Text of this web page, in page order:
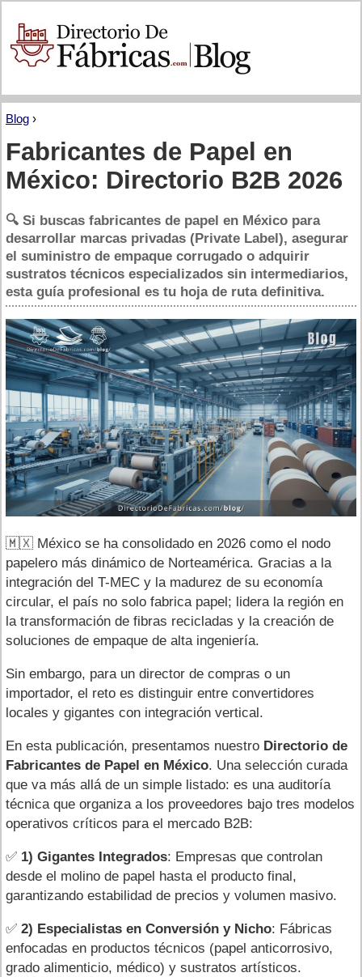
Blog ›
Fabricantes de Papel en
México: Directorio B2B 2026
🔍 Si buscas fabricantes de papel en México para
desarrollar marcas privadas (Private Label), asegurar
el suministro de empaque corrugado o adquirir
sustratos técnicos especializados sin intermediarios,
esta guía profesional es tu hoja de ruta definitiva.
🇲🇽 México se ha consolidado en 2026 como el nodo
papelero más dinámico de Norteamérica. Gracias a la
integración del T-MEC y la madurez de su economía
circular, el país no solo fabrica papel; lidera la región en
la transformación de fibras recicladas y la creación de
soluciones de empaque de alta ingeniería.
Sin embargo, para un director de compras o un
importador, el reto es distinguir entre convertidores
locales y gigantes con integración vertical.
En esta publicación, presentamos nuestro Directorio de
Fabricantes de Papel en México. Una selección curada
que va más allá de un simple listado: es una auditoría
técnica que organiza a los proveedores bajo tres modelos
operativos críticos para el mercado B2B:
✅ 1) Gigantes Integrados: Empresas que controlan
desde el molino de papel hasta el producto final,
garantizando estabilidad de precios y volumen masivo.
✅ 2) Especialistas en Conversión y Nicho: Fábricas
enfocadas en productos técnicos (papel anticorrosivo,
grado alimenticio, médico) y sustratos artísticos.